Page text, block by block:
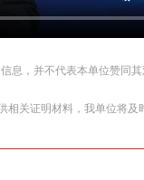
息，并不代表本单位赞同
关证明材料，我单位将及